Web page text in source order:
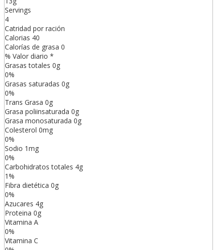
Servings
4
Catridad por ración
Calorias 40
Calorías de grasa 0
% Valor diario *
Grasas totales 0g
0%
Grasas saturadas 0g
0%
Trans Grasa 0g
Grasa poliinsaturada 0g
Grasa monosaturada 0g
Colesterol 0mg
0%
Sodio 1mg
0%
Carbohidratos totales 4g
1%
Fibra dietética 0g
0%
Azucares 4g
Proteina 0g
Vitamina A
0%
Vitamina C